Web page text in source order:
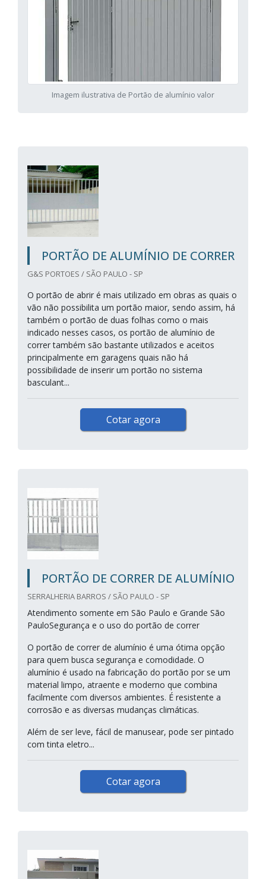
Imagem ilustrativa de Portão de alumínio valor
PORTÃO DE ALUMÍNIO DE CORRER
G&S PORTOES / SÃO PAULO - SP
O portão de abrir é mais utilizado em obras as quais o
vão não possibilita um portão maior, sendo assim, há
também o portão de duas folhas como o mais
indicado nesses casos, os portão de alumínio de
correr também são bastante utilizados e aceitos
principalmente em garagens quais não há
possibilidade de inserir um portão no sistema
basculant...
Cotar agora
PORTÃO DE CORRER DE ALUMÍNIO
SERRALHERIA BARROS / SÃO PAULO - SP
Atendimento somente em São Paulo e Grande São
PauloSegurança e o uso do portão de correr
O portão de correr de alumínio é uma ótima opção
para quem busca segurança e comodidade. O
alumínio é usado na fabricação do portão por se um
material limpo, atraente e moderno que combina
facilmente com diversos ambientes. É resistente a
corrosão e as diversas mudanças climáticas.
Além de ser leve, fácil de manusear, pode ser pintado
com tinta eletro...
Cotar agora